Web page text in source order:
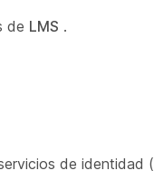
de LMS .
de identidad (